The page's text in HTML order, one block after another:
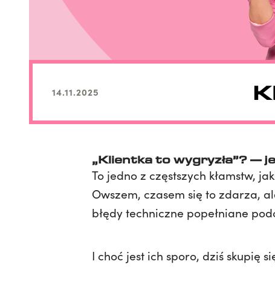
14.11.2025
„Klientka to wygryzła”? —
To jedno z częstszych kłamstw,
Owszem, czasem się to zdarza,
błędy techniczne popełniane
I choć jest ich sporo, dziś skupię